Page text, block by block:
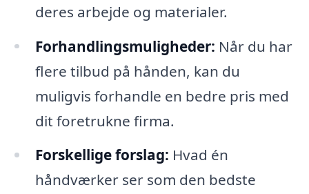
deres arbejde og materialer.
Forhandlingsmuligheder: Når du har
flere tilbud på hånden, kan du
muligvis forhandle en bedre pris med
dit foretrukne firma.
Forskellige forslag: Hvad én
håndværker ser som den bedste